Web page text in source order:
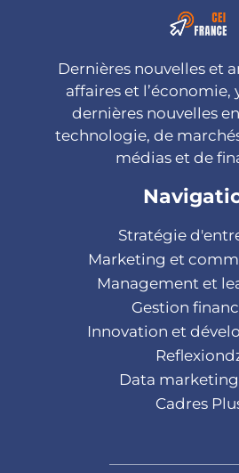
Dernières nouvelles et
affaires et l’économie,
dernières nouvelles
technologie, de
médias et de
Stratégie
Marketing et
Management et
Gestion
Innovation et
Data
Cadres